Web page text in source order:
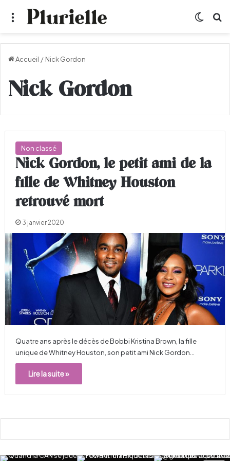
Menu
Accueil / Nick Gordon
Nick Gordon
Non classé
Nick Gordon, le petit ami de la
fille de Whitney Houston
retrouvé mort
3 janvier 2020
Quatre ans après le décès de Bobbi Kristina Brown, la fille
unique de Whitney Houston, son petit ami Nick Gordon…
Lire la suite »